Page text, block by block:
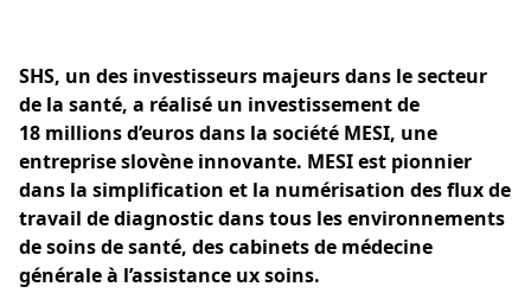
SHS, un des investisseurs majeurs dans le secteur
de la santé, a réalisé un investissement de
18 millions d’euros dans la société MESI, une
entreprise slovène innovante. MESI est pionnier
dans la simplification et la numérisation des flux de
travail de diagnostic dans tous les environnements
de soins de santé, des cabinets de médecine
générale à l’assistance ux soins.